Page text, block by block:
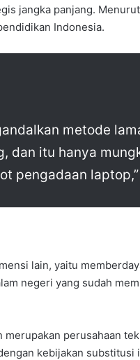
jangka panjang.
Indonesia.
metode
dan itu hanya
pengadaan
lain, yaitu
negeri yang sudah
perusahaan
kebijakan substitusi